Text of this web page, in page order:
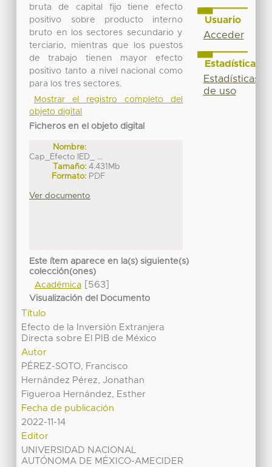
bruta de capital fijo tiene efecto
positivo sobre producto interno
bruto en los sectores secundario y
terciario, mientras que los puestos
de trabajo tienen mayor efecto
positivo tanto a nivel nacional como
para los tres sectores.
Mostrar el registro completo del
objeto digital
Ficheros en el objeto digital
Nombre:
Cap_Efecto IED_ ...
Tamaño: 4.431Mb
Formato: PDF
Ver documento
Este ítem aparece en la(s) siguiente(s)
colección(ones)
Académica[563]
Visualización del Documento
Título
Efecto de la Inversión Extranjera
Directa sobre El PIB de México
Autor
PÉREZ-SOTO, Francisco
Hernández Pérez, Jonathan
Figueroa Hernández, Esther
Fecha de publicación
2022-11-14
Editor
UNIVERSIDAD NACIONAL
AUTÓNOMA DE MÉXICO-AMECIDER
Usuario
Acceder
Estadísticas
Estadísticas
de uso